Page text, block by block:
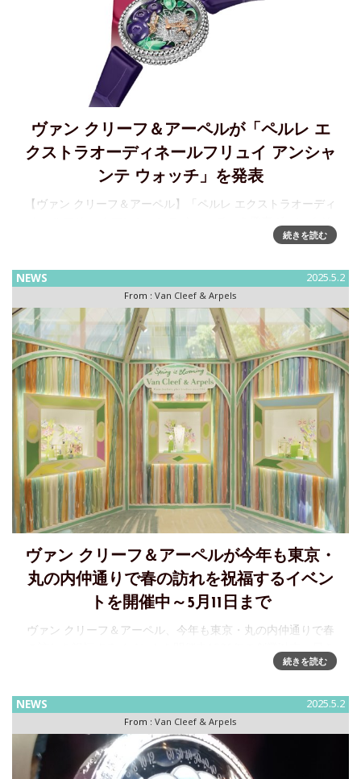
ヴァン クリーフ＆アーペルが「ペルレ エ
クストラオーディネールフリュイ アンシャ
ンテ ウォッチ」を発表
【ヴァン クリーフ＆アーペル】「ペルレ エクストラオーディ
ーフ＆アーペルは2つの新作ウォッチを発表し、創業以来、メ
続きを読む
NEWS 2025.5.2
From : Van Cleef & Arpels
ヴァン クリーフ＆アーペルが今年も東京・
丸の内仲通りで春の訪れを祝福するイベン
トを開催中～5月11日まで
ヴァン クリーフ＆アーペル、今年も東京・丸の内仲通りで春
ることのないインスピレーションの源として自然に目を向け
らす春の訪
続きを読む
NEWS 2025.5.2
From : Van Cleef & Arpels